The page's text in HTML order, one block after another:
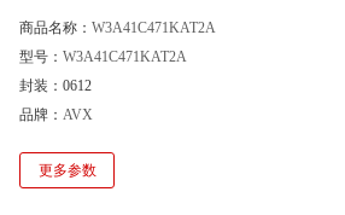
商品名称： W3A41C471KAT2A
型号： W3A41C471KAT2A
封装：0612
品牌： AVX
更多参数